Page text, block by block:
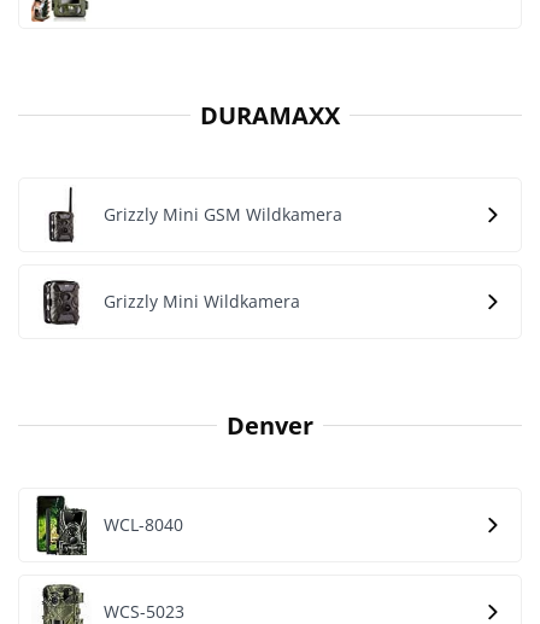
DURAMAXX
Grizzly Mini GSM Wildkamera
Grizzly Mini Wildkamera
Denver
WCL-8040
WCS-5023